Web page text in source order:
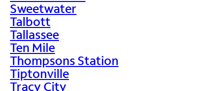
Sweetwater
Talbott
Tallassee
Ten Mile
Thompsons Station
Tiptonville
Tracy City